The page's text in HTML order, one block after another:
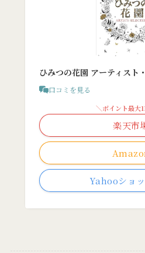
ひみつの花園 アーティスト
口コミを見る
＼ポイント最大
楽天市
Yahooショ